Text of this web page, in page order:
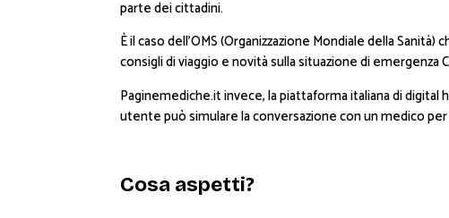
parte dei cittadini.
È il caso dell’OMS (Organizzazione Mondiale della
consigli di viaggio e novità sulla situazione di emergenza
Paginemediche.it invece, la piattaforma italiana di
utente può simulare la conversazione con un medico
Cosa aspetti?